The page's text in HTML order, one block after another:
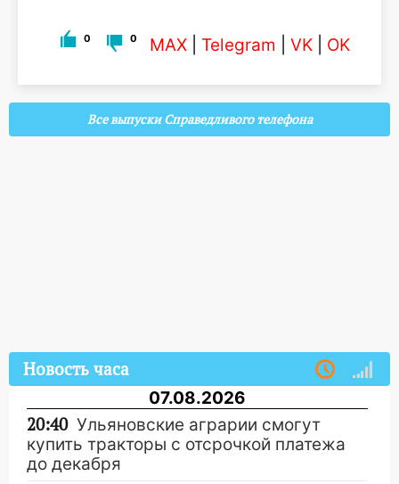
0 0 MAX Telegram VK OK
Все выпуски Справедливого телефона
Новость часа
07.08.2026
20:40 Ульяновские аграрии смогут
купить тракторы с отсрочкой платежа
до декабря